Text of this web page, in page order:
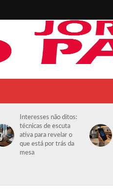
Interesses não ditos:
técnicas de escuta
ativa para revelar o
que está por trás da
mesa